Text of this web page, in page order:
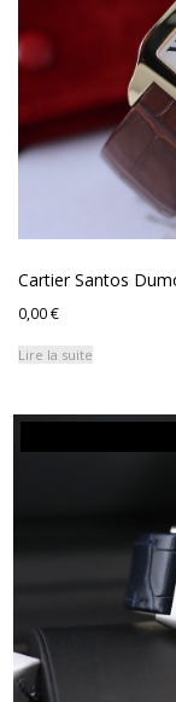
Cartier Santos
0,00€
Lire la suite